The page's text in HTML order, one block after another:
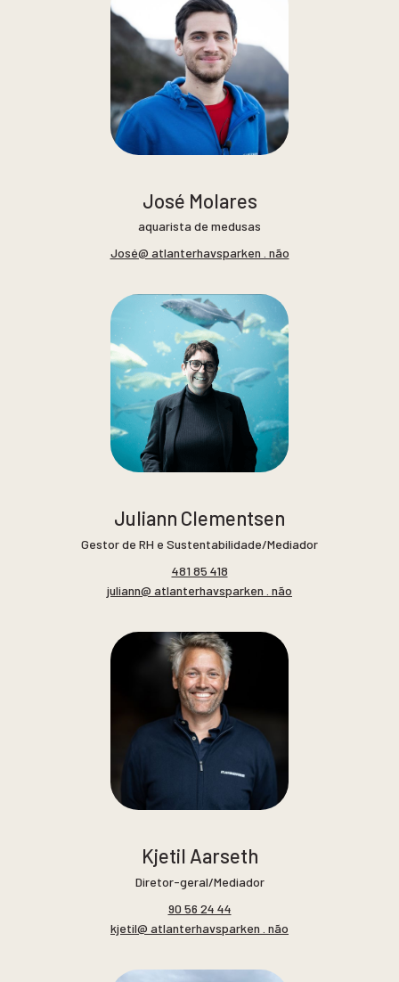
José Molares
aquarista de medusas
José@ atlanterhavsparken . não
Juliann Clementsen
Gestor de RH e Sustentabilidade/Mediador
481 85 418
juliann@ atlanterhavsparken . não
Kjetil Aarseth
Diretor-geral/Mediador
90 56 24 44
kjetil@ atlanterhavsparken . não